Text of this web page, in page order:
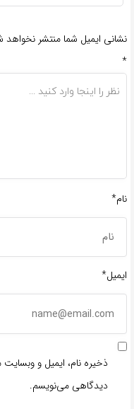
نشانی ایمیل شما منتشر نخواهد
*
نام*
ایمیل*
ذخیره نام، ایمیل و وبسایت
دیدگاهی می‌نویسم.